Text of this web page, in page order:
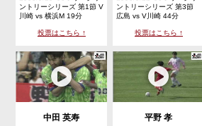
ントリーシリーズ 第1節 V
川崎 vs 横浜M 19分
投票はこちら ↑
ントリーシリーズ 第3節
広島 vs V川崎 44分
投票はこちら ↑
中田 英寿 平野 孝